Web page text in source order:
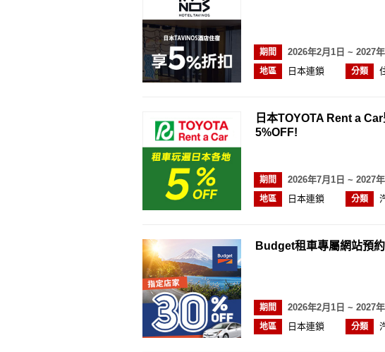
期間 2026年2月1日 ~ 2027
地區 日本連鎖 分類
日本TOYOTA Rent a
5%OFF!
期間 2026年7月1日 ~ 2027
地區 日本連鎖 分類
Budget租車專屬網站預
期間 2026年2月1日 ~ 2027
地區 日本連鎖 分類